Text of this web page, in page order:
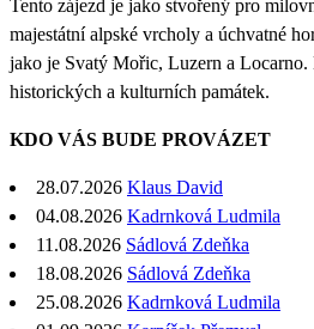
Tento zájezd je jako stvořený pro
majestátní alpské vrcholy a úchvatné
jako je Svatý Mořic, Luzern a Locarno.
historických a kulturních památek.
KDO VÁS BUDE PROVÁZET
28.07.2026 Klaus David
04.08.2026 Kadrnková Ludmila
11.08.2026 Sádlová Zdeňka
18.08.2026 Sádlová Zdeňka
25.08.2026 Kadrnková Ludmila